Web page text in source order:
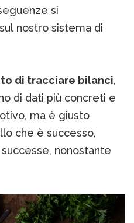
si
nostro sistema di
di tracciare bilanci,
di dati più concreti e
ma è giusto
che è successo,
nonostante